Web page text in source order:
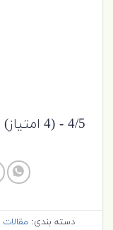
4/5 - (4 امتیاز)
دسته بندی: مقالات